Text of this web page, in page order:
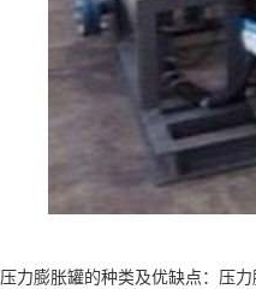
压力膨胀罐的种类及优缺点：压